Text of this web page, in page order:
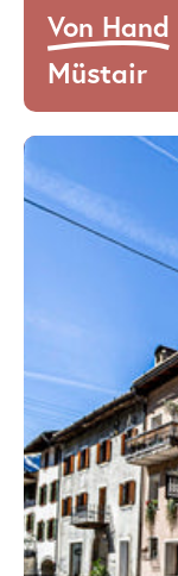
Von Hand
Müstair